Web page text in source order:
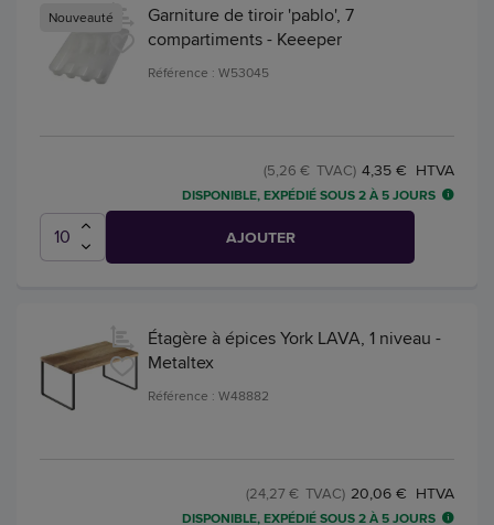
Nouveauté
Garniture de tiroir 'pablo', 7
compartiments - Keeeper
Référence : W53045
4,35 € HTVA
(5,26 € TVAC)
DISPONIBLE, EXPÉDIÉ SOUS 2 À 5 JOURS
AJOUTER
Étagère à épices York LAVA, 1 niveau -
Metaltex
Référence : W48882
20,06 € HTVA
(24,27 € TVAC)
DISPONIBLE, EXPÉDIÉ SOUS 2 À 5 JOURS